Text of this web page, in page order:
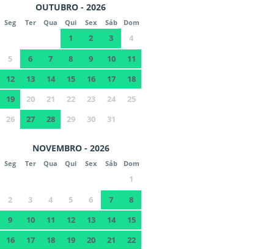
OUTUBRO - 2026
Seg Ter Qua Qui Sex Sáb Dom
1 2 3
4
5
6 7 8 9 10
11
12
13 14 15 16 17
18
19
20 21 22 23 24
25
26
27 28 29 30 31
NOVEMBRO - 2026
Seg Ter Qua Qui Sex Sáb Dom
1
2
3 4 5 6 7
8
9
10 11 12 13 14
15
16
17 18 19 20 21
22